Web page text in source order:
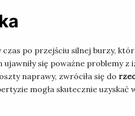
po przejściu silnej burzy,
się poważne problemy z
naprawy, zwróciła się do
mogła skutecznie